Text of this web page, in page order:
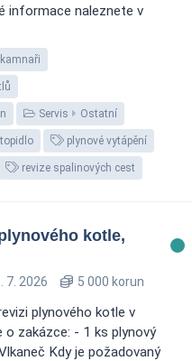
informace naleznete v
Servis Ostatní
plynové vytápění
revize spalinových cest
kotle,
7. 2026 5 000 korun
plynového kotle v
zakázce: - 1 ks plynový
Kdy je požadovaný